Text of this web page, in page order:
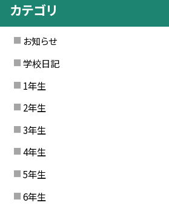
カテゴリ
お知らせ
学校日記
1年生
2年生
3年生
4年生
5年生
6年生